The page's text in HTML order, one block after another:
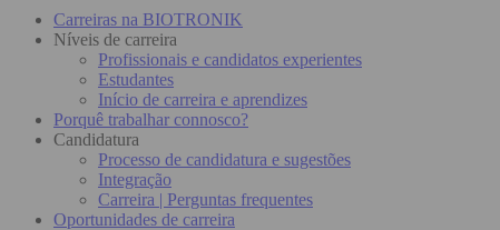
Carreiras na BIOTRONIK
Níveis de carreira
Profissionais e candidatos experientes
Estudantes
Início de carreira e aprendizes
Porquê trabalhar connosco?
Candidatura
Processo de candidatura e sugestões
Integração
Carreira | Perguntas frequentes
Oportunidades de carreira